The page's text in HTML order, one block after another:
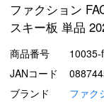
ファクション
スキー板 単品
商品番号
JANコード
ブランド
ファク